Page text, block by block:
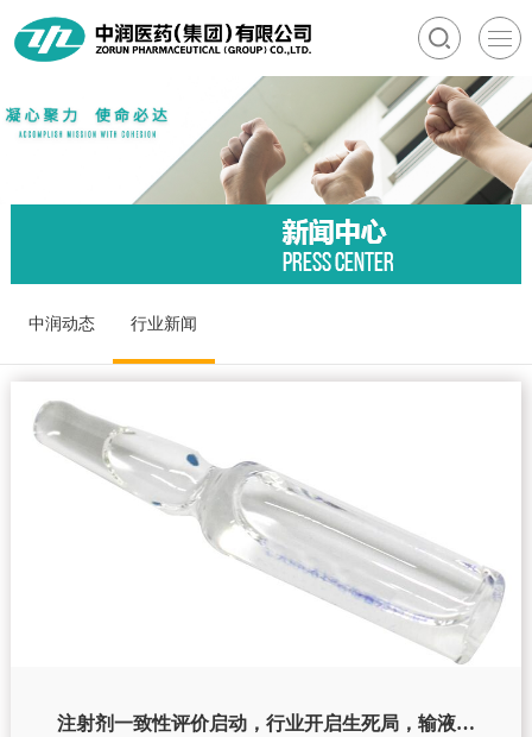
中润动态 行业新闻
注射剂一致性评价启动，行业开启生死局，输液企业剩30余家